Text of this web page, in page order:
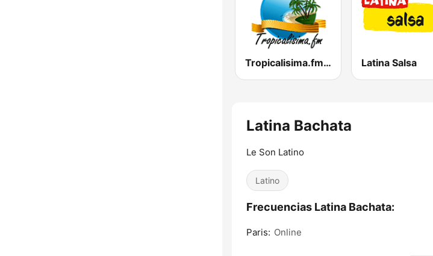
Tropicalisima.fm - Bachata Latina Salsa
Latina Bachata
Le Son Latino
Latino
Frecuencias Latina Bachata:
Paris: Online